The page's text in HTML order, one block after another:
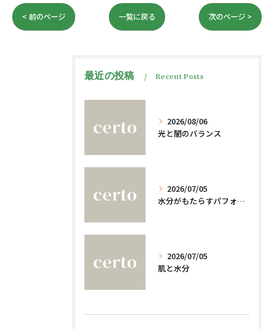
< 前のページ 一覧に戻る 次のページ >
最近の投稿 Recent Posts
2026/08/06
光と闇のバランス
2026/07/05
水分がもたらすパフォーマンスへの影響
2026/07/05
肌と水分